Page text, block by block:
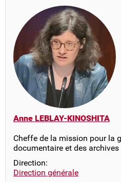
Anne LEBLAY-KINOSHITA
Cheffe de la mission pour la
documentaire et des archives
Direction:
Direction générale